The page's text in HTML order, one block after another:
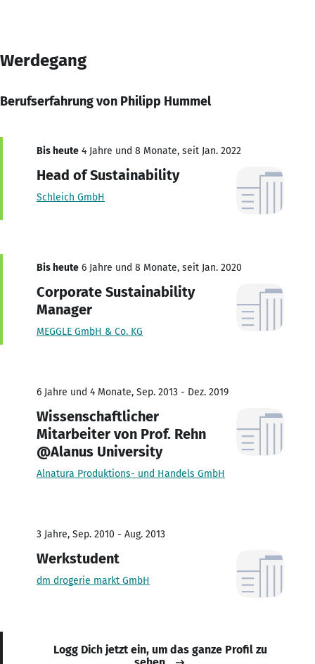
Werdegang
Berufserfahrung von Philipp Hummel
Bis heute 4 Jahre und 8 Monate, seit Jan. 2022
Head of Sustainability
Schleich GmbH
Bis heute 6 Jahre und 8 Monate, seit Jan. 2020
Corporate Sustainability
Manager
MEGGLE GmbH & Co. KG
6 Jahre und 4 Monate, Sep. 2013 - Dez. 2019
Wissenschaftlicher
Mitarbeiter von Prof. Rehn
@Alanus University
Alnatura Produktions- und Handels GmbH
3 Jahre, Sep. 2010 - Aug. 2013
Werkstudent
dm drogerie markt GmbH
Logg Dich jetzt ein, um das ganze Profil zu